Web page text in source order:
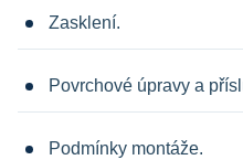
Zasklení.
Povrchové úpravy a
Podmínky montáže.